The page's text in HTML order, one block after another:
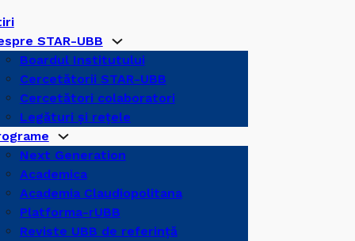
STAR-UBB
Boardul Institutului
Cercetătorii STAR-UBB
Cercetători colaboratori
Legături şi reţele
Next Generation
Academica
Academia Claudiopolitana
Platforma-rUBB
Reviste UBB de referinţă